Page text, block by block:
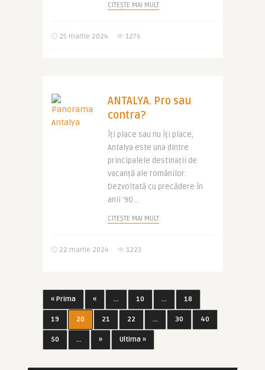
CITEȘTE MAI MULT
25 martie 2024 1276
ANTALYA. Pro sau
contra?
Îți place sau nu îți place,
Antalya este una dintre
principalele destinații de
vacanță ale românilor.
Dezvoltată cu precădere în
anii ’90 ..
CITEȘTE MAI MULT
22 martie 2024 1223
« Prima « ... 10 ... 18
19 20 21 22 ... 30 40
50 ... » Ultima »